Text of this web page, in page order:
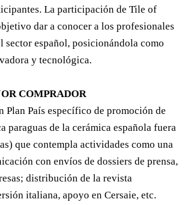
La participación de Tile of
dar a conocer a los profesionales
sector español, posicionándola como
y tecnológica.
COMPRADOR
Plan País específico de promoción de
paraguas de la cerámica española fuera
que contempla actividades como una
con envíos de dossiers de prensa,
distribución de la revista
italiana, apoyo en Cersaie, etc.